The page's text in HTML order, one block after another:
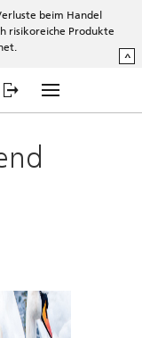
beim Handel
risikoreiche Produkte
^